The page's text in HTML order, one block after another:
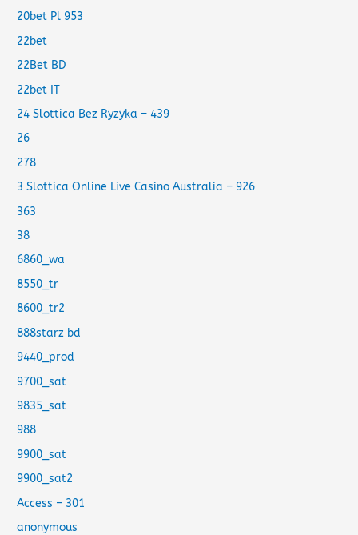
20bet Pl 953
22bet
22Bet BD
22bet IT
24 Slottica Bez Ryzyka – 439
26
278
3 Slottica Online Live Casino Australia – 926
363
38
6860_wa
8550_tr
8600_tr2
888starz bd
9440_prod
9700_sat
9835_sat
988
9900_sat
9900_sat2
Access – 301
anonymous